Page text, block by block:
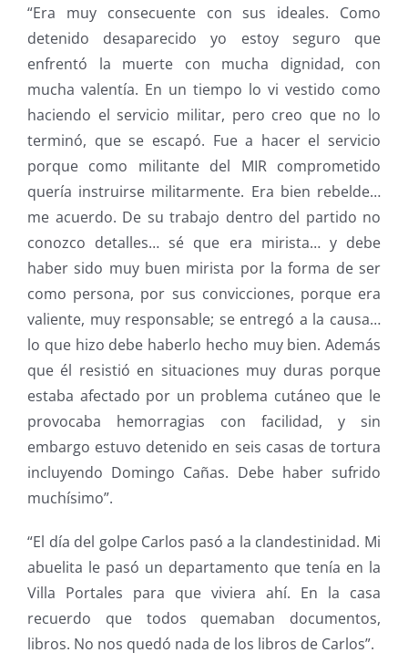
“Era muy consecuente con sus ideales. Como
detenido desaparecido yo estoy seguro que
enfrentó la muerte con mucha dignidad, con
mucha valentía. En un tiempo lo vi vestido como
haciendo el servicio militar, pero creo que no lo
terminó, que se escapó. Fue a hacer el servicio
porque como militante del MIR comprometido
quería instruirse militarmente. Era bien rebelde…
me acuerdo. De su trabajo dentro del partido no
conozco detalles… sé que era mirista… y debe
haber sido muy buen mirista por la forma de ser
como persona, por sus convicciones, porque era
valiente, muy responsable; se entregó a la causa…
lo que hizo debe haberlo hecho muy bien. Además
que él resistió en situaciones muy duras porque
estaba afectado por un problema cutáneo que le
provocaba hemorragias con facilidad, y sin
embargo estuvo detenido en seis casas de tortura
incluyendo Domingo Cañas. Debe haber sufrido
muchísimo”.
“El día del golpe Carlos pasó a la clandestinidad. Mi
abuelita le pasó un departamento que tenía en la
Villa Portales para que viviera ahí. En la casa
recuerdo que todos quemaban documentos,
libros. No nos quedó nada de los libros de Carlos”.